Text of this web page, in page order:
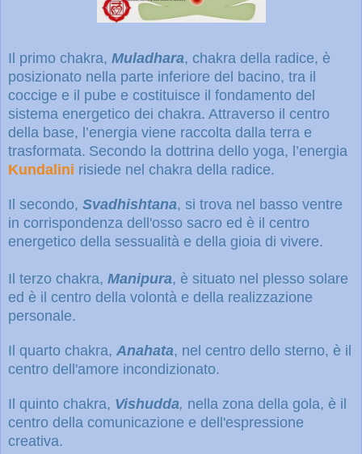
Il primo chakra, Muladhara, chakra della radice, è
posizionato nella parte inferiore del bacino, tra il
coccige e il pube e costituisce il fondamento del
sistema energetico dei chakra. Attraverso il centro
della base, l’energia viene raccolta dalla terra e
trasformata. Secondo la dottrina dello yoga, l’energia
Kundalini risiede nel chakra della radice.
Il secondo, Svadhishtana, si trova nel basso ventre
in corrispondenza dell'osso sacro ed è il centro
energetico della sessualità e della gioia di vivere.
Il terzo chakra, Manipura, è situato nel plesso solare
ed è il centro della volontà e della realizzazione
personale.
Il quarto chakra, Anahata, nel centro dello sterno, è il
centro dell'amore incondizionato.
Il quinto chakra, Vishudda, nella zona della gola, è il
centro della comunicazione e dell'espressione
creativa.